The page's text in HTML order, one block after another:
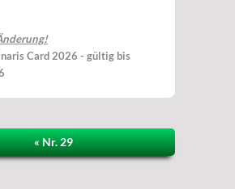
Card 2026 - gültig bis
« Nr. 29